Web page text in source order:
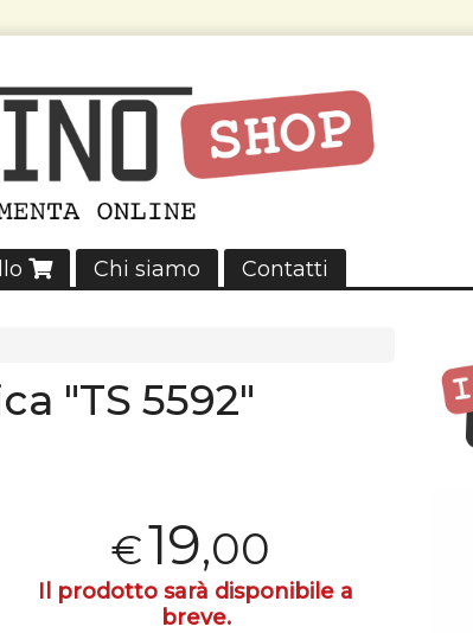
Chi siamo Contatti
"TS 5592"
€19,00
Il prodotto sarà disponibile a
breve.